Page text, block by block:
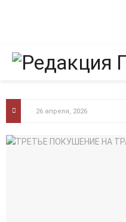
26 апреля, 2026